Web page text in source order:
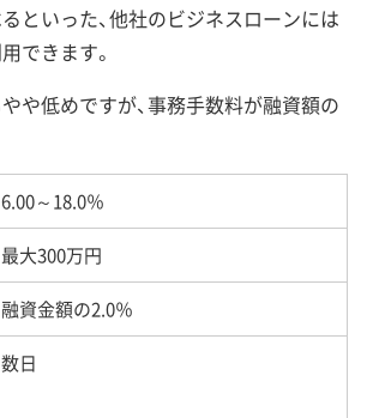
といった、他社のビジネスローンには
できます。
や低めですが、事務手数料が融資額の
6.00～18.0％
最大300万円
融資金額の2.0％
数日